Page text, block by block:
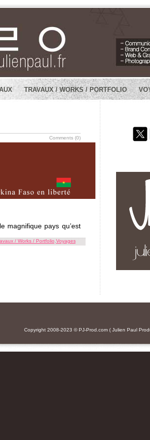
TRAVAUX / WORKS / PORTFOLIO
Comments (0)
magnifique pays qu’est
/ Works / Portfolio Voyages
Copyright 2008-2023 ©PJ-Prod.com( Julien Paul